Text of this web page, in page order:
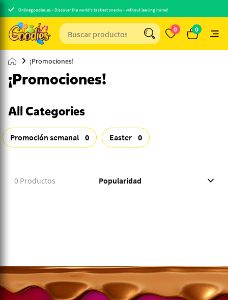
Onlinegoodies.es - Discover the world's tastiest snacks - without leaving home!
0 0
¡Promociones!
¡Promociones!
All Categories
Promoción semanal 0 Easter 0
0 Productos